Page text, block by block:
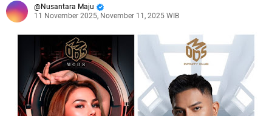
Nusantara Maju
11 November 2025, November 11, 2025 WIB